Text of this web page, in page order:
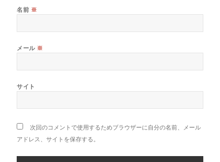
名前 ※
メール ※
サイト
次回のコメントで使用するためブラウザーに自分の名前、メール
アドレス、サイトを保存する。